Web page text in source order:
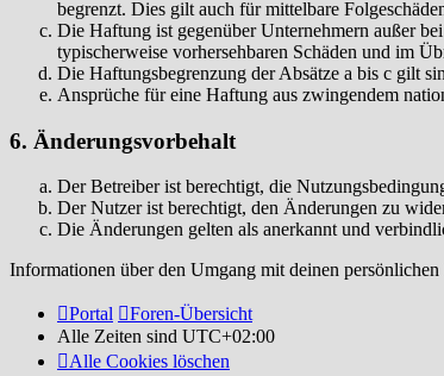
begrenzt. Dies gilt auch für mittelbare
Die Haftung ist gegenüber Unternehmern außer
typischerweise vorhersehbaren Schäden und im
Die Haftungsbegrenzung der Absätze a bis c gilt
Ansprüche für eine Haftung aus zwingendem
6. Änderungsvorbehalt
Der Betreiber ist berechtigt, die
Der Nutzer ist berechtigt, den Änderungen zu
Die Änderungen gelten als anerkannt und
Informationen über den Umgang mit deinen
Portal
Foren-Übersicht
Alle Zeiten sind UTC+02:00
Alle Cookies löschen